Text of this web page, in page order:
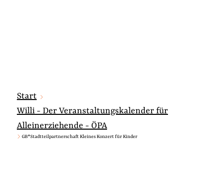
Start
Willi - Der Veranstaltungskalender für
Alleinerziehende - ÖPA
GB*Stadtteilpartnerschaft Kleines Konzert für Kinder